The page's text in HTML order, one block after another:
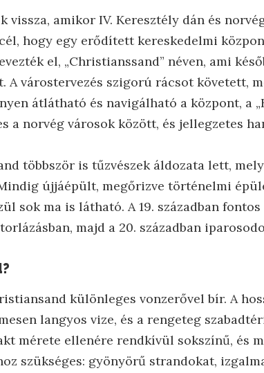
vissza, amikor IV. Keresztély dán és
hogy egy erődített kereskedelmi
el, „Christianssand” néven, ami
A várostervezés szigorú rácsot követett,
átlátható és navigálható a központ, a
a norvég városok között, és jellegzetes
többször is tűzvészek áldozata lett,
újjáépült, megőrizve történelmi
sok ma is látható. A 19. században
majd a 20. században
különleges vonzerővel bír. A
langyos vize, és a rengeteg
mérete ellenére rendkívül sokszínű, és
szükséges: gyönyörű strandokat,